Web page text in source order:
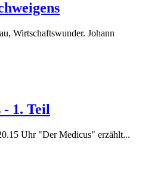
Wirtschaftswunder. Johann
1. Teil
Uhr "Der Medicus" erzählt...